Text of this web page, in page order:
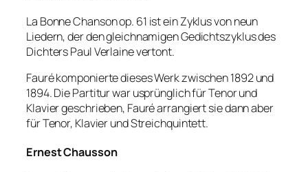
La Bonne Chanson op. 61 ist ein Zyklus von neun
Liedern, der den gleichnamigen Gedichtszyklus des
Dichters Paul Verlaine vertont.
Fauré komponierte dieses Werk zwischen 1892 und
1894. Die Partitur war usprünglich für Tenor und
Klavier geschrieben, Fauré arrangiert sie dann aber
für Tenor, Klavier und Streichquintett.
Ernest Chausson